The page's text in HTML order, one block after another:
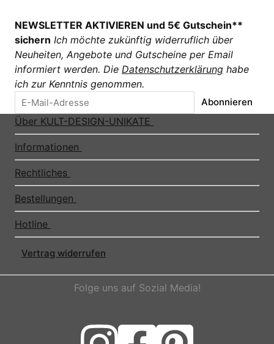
NEWSLETTER AKTIVIEREN und 5€ Gutschein**
sichern Ich möchte zukünftig widerruflich über
Neuheiten, Angebote und Gutscheine per Email
informiert werden. Die Datenschutzerklärung habe
ich zur Kenntnis genommen.
Abonnieren
Über KULT-DESIGN-UNIKATE
Informationen
Rechtliches
Bestellungen
Hotline
Vertrag widerrufen
Folge uns auf Sozial Media!